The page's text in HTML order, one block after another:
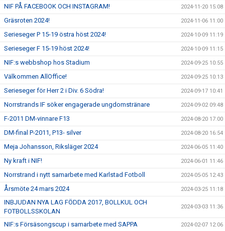
NIF PÅ FACEBOOK OCH INSTAGRAM! 2024-11-20 15:08
Gräsroten 2024! 2024-11-06 11:00
Serieseger P 15-19 östra höst 2024! 2024-10-09 11:19
Serieseger F 15-19 höst 2024! 2024-10-09 11:15
NIF:s webbshop hos Stadium 2024-09-25 10:55
Välkommen AllOffice! 2024-09-25 10:13
Serieseger för Herr 2 i Div. 6 Södra! 2024-09-17 10:41
Norrstrands IF söker engagerade ungdomstränare 2024-09-02 09:48
F-2011 DM-vinnare F13 2024-08-20 17:00
DM-final P-2011, P13- silver 2024-08-20 16:54
Meja Johansson, Riksläger 2024 2024-06-05 11:40
Ny kraft i NIF! 2024-06-01 11:46
Norrstrand i nytt samarbete med Karlstad Fotboll 2024-05-05 12:43
Årsmöte 24 mars 2024 2024-03-25 11:18
INBJUDAN NYA LAG FÖDDA 2017, BOLLKUL OCH
FOTBOLLSSKOLAN
2024-03-03 11:36
NIF:s Försäsongscup i samarbete med SAPPA 2024-02-07 12:06